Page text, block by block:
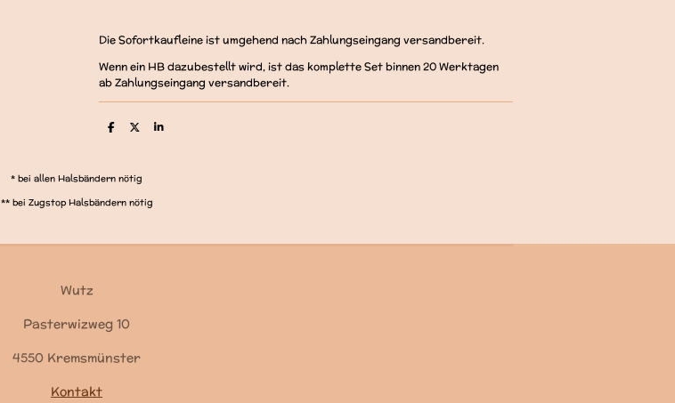
Die Sofortkaufleine ist umgehend nach Zahlungseingang versandbereit.
Wenn ein HB dazubestellt wird, ist das komplette Set binnen 20 Werktagen
ab Zahlungseingang versandbereit.
T
n
T
e
n
T
* bei allen Halsbändern nötig
** bei Zugstop Halsbändern nötig
Wutz
Pasterwizweg 10
4550 Kremsmünster
Kontakt